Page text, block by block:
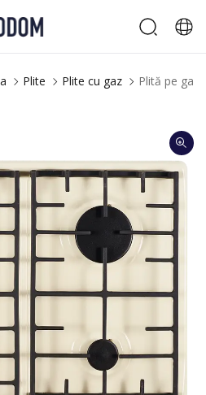
Plite Plite cu gaz Plită pe gaz